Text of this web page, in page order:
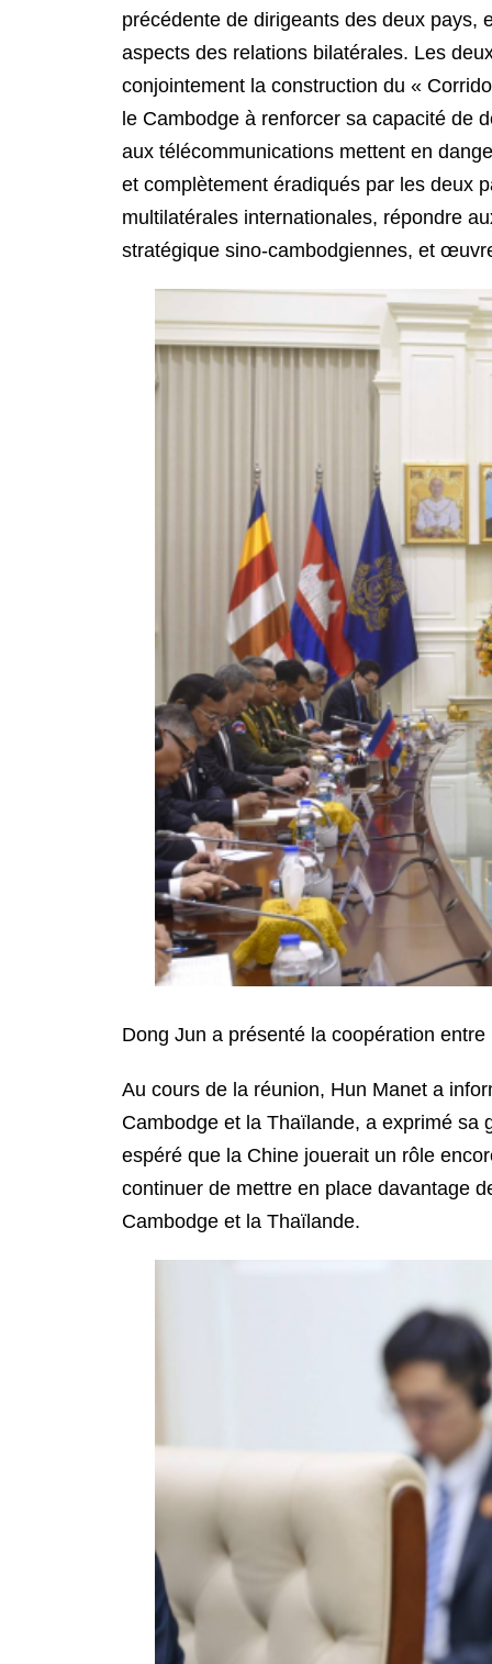
précédente de dirigeants des deux pays,
aspects des relations bilatérales. Les
conjointement la construction du «
le Cambodge à renforcer sa capacité de
aux télécommunications mettent en
et complètement éradiqués par les deux
multilatérales internationales, répondre
stratégique sino-cambodgiennes, et
Dong Jun a présenté la coopération
Au cours de la réunion, Hun Manet a
Cambodge et la Thaïlande, a exprimé sa
espéré que la Chine jouerait un rôle
continuer de mettre en place davantage
Cambodge et la Thaïlande.